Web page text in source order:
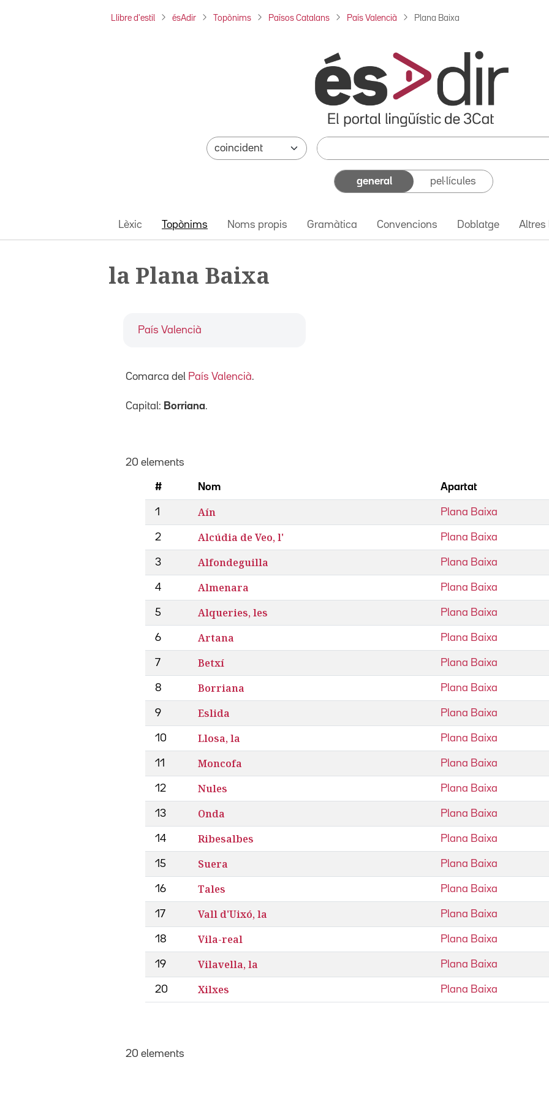
Llibre d'estil ésAdir Topònims Països Catalans País Valencià Plana Baixa
general pel·lícules
Lèxic Topònims Noms propis Gramàtica Convencions Doblatge Altres
la Plana Baixa
País Valencià
Comarca del País Valencià.
Capital: Borriana.
20 elements
# Nom Apartat
1 Aín Plana Baixa
2 Alcúdia de Veo, l' Plana Baixa
3 Alfondeguilla Plana Baixa
4 Almenara Plana Baixa
5 Alqueries, les Plana Baixa
6 Artana Plana Baixa
7 Betxí Plana Baixa
8 Borriana Plana Baixa
9 Eslida Plana Baixa
10 Llosa, la Plana Baixa
11 Moncofa Plana Baixa
12 Nules Plana Baixa
13 Onda Plana Baixa
14 Ribesalbes Plana Baixa
15 Suera Plana Baixa
16 Tales Plana Baixa
17 Vall d'Uixó, la Plana Baixa
18 Vila-real Plana Baixa
19 Vilavella, la Plana Baixa
20 Xilxes Plana Baixa
20 elements